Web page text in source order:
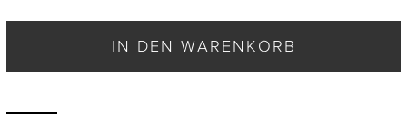
IN DEN WARENKORB